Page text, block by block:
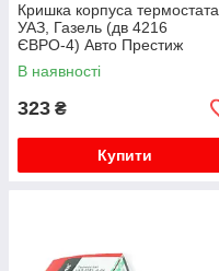
Кришка корпуса термостата
УАЗ, Газель (дв 4216
ЄВРО-4) Авто Престиж
В наявності
323 ₴
Купити